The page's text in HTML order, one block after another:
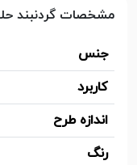
مشخصات گردنبند حلقه
جنس
کاربرد
اندازه طرح
رنگ